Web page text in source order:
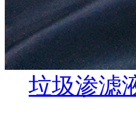
垃圾渗滤